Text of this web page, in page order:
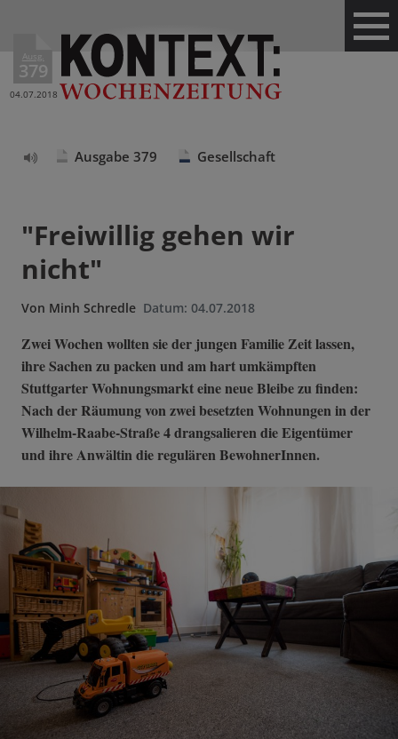
Ausg.
379
04.07.2018
Ausgabe 379 Gesellschaft
"Freiwillig gehen wir
nicht"
Von Minh Schredle Datum: 04.07.2018
Zwei Wochen wollten sie der jungen Familie Zeit lassen,
ihre Sachen zu packen und am hart umkämpften
Stuttgarter Wohnungsmarkt eine neue Bleibe zu finden:
Nach der Räumung von zwei besetzten Wohnungen in der
Wilhelm-Raabe-Straße 4 drangsalieren die Eigentümer
und ihre Anwältin die regulären BewohnerInnen.